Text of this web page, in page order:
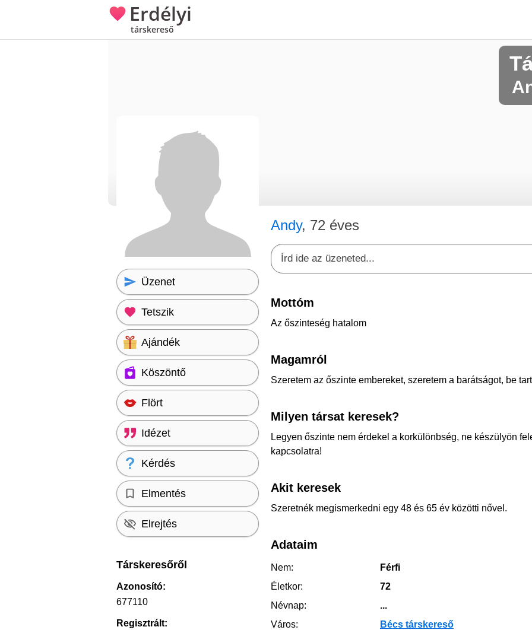
Erdélyi
társkereső
Andy, 72 éves
Mottóm
Az őszinteség hatalom
Magamról
Szeretem az őszinte embereket, szeretem a barátságot, be
Milyen társat keresek?
Legyen őszinte nem érdekel a korkülönbség, ne készülyön
kapcsolatra!
Akit keresek
Szeretnék megismerkedni egy 48 és 65 év közötti nővel.
Adataim
Nem:
Férfi
Életkor:
72
Névnap:
...
Város:
Bécs társkereső
Üzenet
Tetszik
Ajándék
Köszöntő
Flört
Idézet
Kérdés
Elmentés
Elrejtés
Társkeresőről
Azonosító:
677110
Regisztrált: